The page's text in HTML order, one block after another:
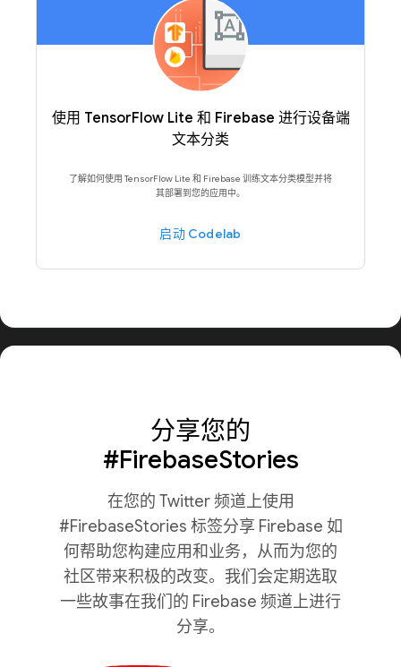
使用 TensorFlow Lite 和 Firebase 进行设备端
文本分类
了解如何使用 TensorFlow Lite 和 Firebase 训练文本分类模型并将
其部署到您的应用中。
启动 Codelab
分享您的
#FirebaseStories
在您的 Twitter 频道上使用
#FirebaseStories 标签分享 Firebase 如
何帮助您构建应用和业务，从而为您的
社区带来积极的改变。我们会定期选取
一些故事在我们的 Firebase 频道上进行
分享。